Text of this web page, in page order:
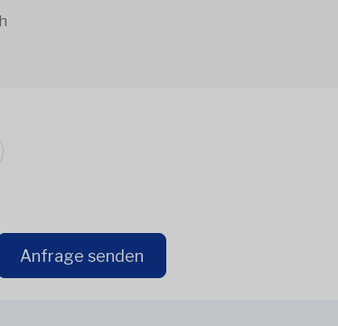
Anfrage senden